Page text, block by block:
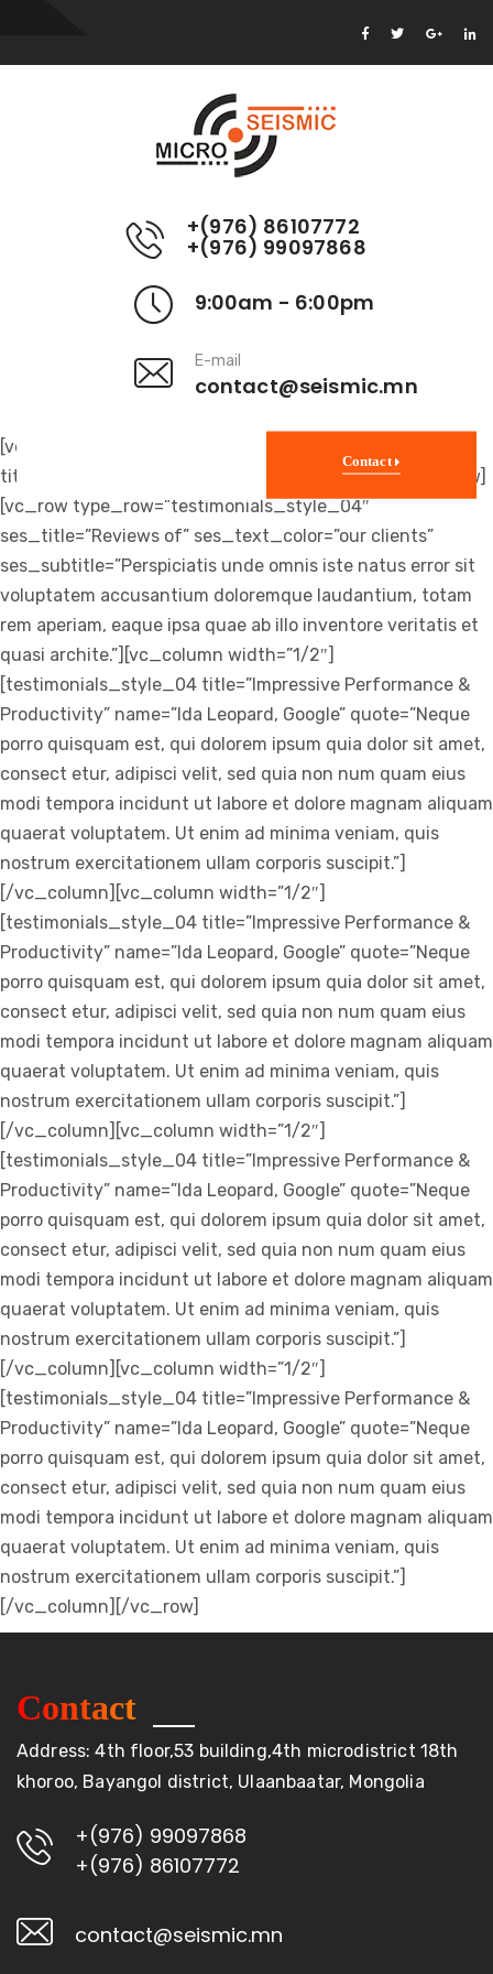
+(976) 86107772
+(976) 99097868
9:00am - 6:00pm
E-mail
contact@seismic.mn
Contact
[vc_row][vc_column][general_slider image=”13″
title=”Testimonials” home=”Home”][/vc_column][/vc_row]
[vc_row type_row=”testimonials_style_04″
ses_title=”Reviews of” ses_text_color=”our clients”
ses_subtitle=”Perspiciatis unde omnis iste natus error sit
voluptatem accusantium doloremque laudantium, totam
rem aperiam, eaque ipsa quae ab illo inventore veritatis et
quasi archite.”][vc_column width=”1/2″]
[testimonials_style_04 title=”Impressive Performance &
Productivity” name=”Ida Leopard, Google” quote=”Neque
porro quisquam est, qui dolorem ipsum quia dolor sit amet,
consect etur, adipisci velit, sed quia non num quam eius
modi tempora incidunt ut labore et dolore magnam aliquam
quaerat voluptatem. Ut enim ad minima veniam, quis
nostrum exercitationem ullam corporis suscipit.”]
[/vc_column][vc_column width=”1/2″]
[testimonials_style_04 title=”Impressive Performance &
Productivity” name=”Ida Leopard, Google” quote=”Neque
porro quisquam est, qui dolorem ipsum quia dolor sit amet,
consect etur, adipisci velit, sed quia non num quam eius
modi tempora incidunt ut labore et dolore magnam aliquam
quaerat voluptatem. Ut enim ad minima veniam, quis
nostrum exercitationem ullam corporis suscipit.”]
[/vc_column][vc_column width=”1/2″]
[testimonials_style_04 title=”Impressive Performance &
Productivity” name=”Ida Leopard, Google” quote=”Neque
porro quisquam est, qui dolorem ipsum quia dolor sit amet,
consect etur, adipisci velit, sed quia non num quam eius
modi tempora incidunt ut labore et dolore magnam aliquam
quaerat voluptatem. Ut enim ad minima veniam, quis
nostrum exercitationem ullam corporis suscipit.”]
[/vc_column][vc_column width=”1/2″]
[testimonials_style_04 title=”Impressive Performance &
Productivity” name=”Ida Leopard, Google” quote=”Neque
porro quisquam est, qui dolorem ipsum quia dolor sit amet,
consect etur, adipisci velit, sed quia non num quam eius
modi tempora incidunt ut labore et dolore magnam aliquam
quaerat voluptatem. Ut enim ad minima veniam, quis
nostrum exercitationem ullam corporis suscipit.”]
[/vc_column][/vc_row]
Contact
Address: 4th floor,53 building,4th microdistrict 18th
khoroo, Bayangol district, Ulaanbaatar, Mongolia
+(976) 99097868
+(976) 86107772
contact@seismic.mn